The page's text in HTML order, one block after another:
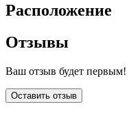
Расположение
Отзывы
Ваш отзыв будет первым!
Оставить отзыв